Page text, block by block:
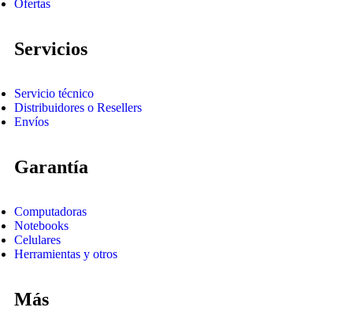
Ofertas
Servicios
Servicio técnico
Distribuidores o Resellers
Envíos
Garantía
Computadoras
Notebooks
Celulares
Herramientas y otros
Más